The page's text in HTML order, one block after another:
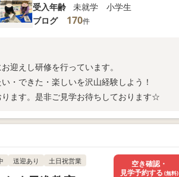
受入年齢
未就学 小学生
ブログ
170件
迎えし研修を行っています。
・できた・楽しいを沢山経験しよう！
ます。是非ご見学お待ちしております☆
送迎あり 土日祝営業
空き確認・
見学予約する (無料)